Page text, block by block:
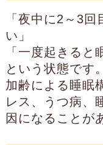
「夜中に2～3
い」
「一度起きると
という状態です。
加齢による睡眠
レス、うつ病、
因になることが